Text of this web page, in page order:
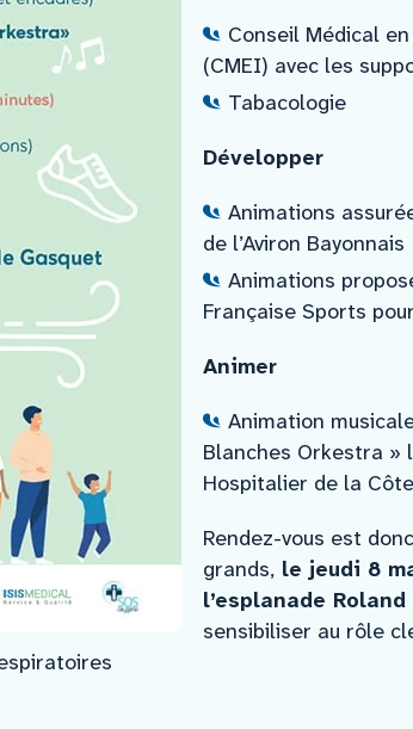
Conseil Médical
(CMEI) avec les
Tabacologie
Développer
Animations
de l’Aviron Bayonnais
Animations
Française Sports
Animer
Animation
Blanches Orkestra »
Hospitalier de la
Rendez-vous est
grands, le jeudi 8
l’esplanade
sensibiliser au rôle